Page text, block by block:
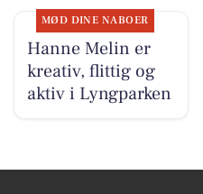
MØD DINE NABOER
Hanne Melin er
kreativ, flittig og
aktiv i Lyngparken